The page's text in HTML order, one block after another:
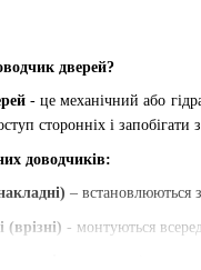
дверей?
- це механічний або
сторонніх і запобігати
доводчиків:
– встановлюються
(врізні) - монтуються